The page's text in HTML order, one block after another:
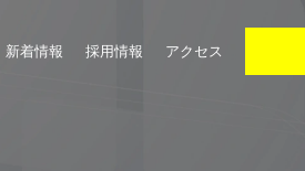
新着情報 採用情報 アクセス